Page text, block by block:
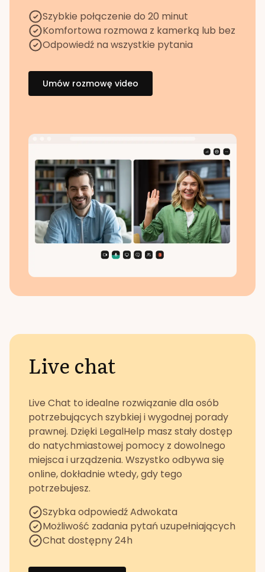
Szybkie połączenie do 20 minut
Komfortowa rozmowa z kamerką lub bez
Odpowiedź na wszystkie pytania
Umów rozmowę video
Live chat
Live Chat to idealne rozwiązanie dla osób
potrzebujących szybkiej i wygodnej porady
prawnej. Dzięki LegalHelp masz stały dostęp
do natychmiastowej pomocy z dowolnego
miejsca i urządzenia. Wszystko odbywa się
online, dokładnie wtedy, gdy tego
potrzebujesz.
Szybka odpowiedź Adwokata
Możliwość zadania pytań uzupełniających
Chat dostępny 24h